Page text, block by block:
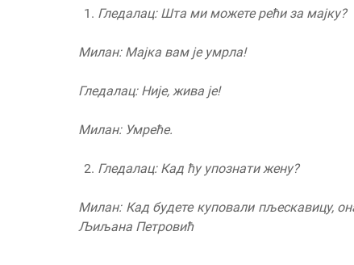
Гледалац: Шта ми можете рећи за мајку?
Милан: Мајка вам је умрла!
Гледалац: Није, жива је!
Милан: Умреће.
Гледалац: Кад ћу упознати жену?
Милан: Кад будете куповали пљескавицу,
Љиљана Петровић